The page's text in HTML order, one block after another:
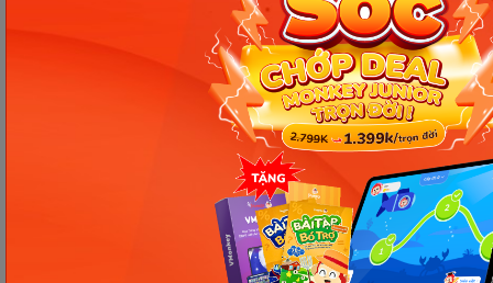
Ngày 18: Vì sao bé nhanh quên
từ tiếng Anh? Cách giúp con
nhớ lâu mà không cần học
nhiều
Ngày 17: Bé nhận diện từ nhanh
qua hình ảnh – Chìa khóa giúp
con hiểu ngay không cần dịch